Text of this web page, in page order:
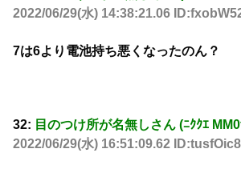
2022/06/29(水) 14:38:21.06
7は6より電池持ち悪くなったのん？
32: 目のつけ所が名無しさん (ﾆｸｸｴ
2022/06/29(水) 16:51:09.62